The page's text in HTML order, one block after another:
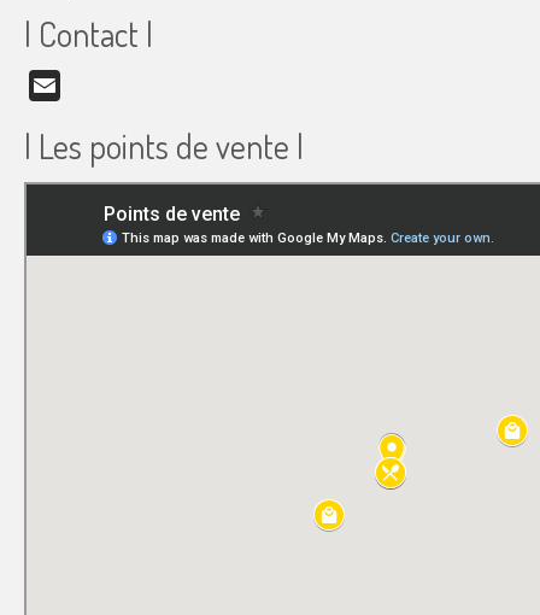
| Contact |
| Les points de vente |